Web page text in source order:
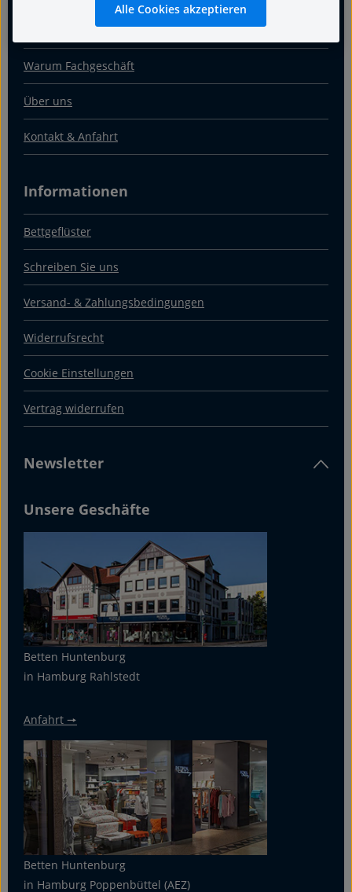
Warum Fachgeschäft
Über uns
Kontakt & Anfahrt
Informationen
Bettgeflüster
Schreiben Sie uns
Versand- & Zahlungsbedingungen
Widerrufsrecht
Cookie Einstellungen
Vertrag widerrufen
Newsletter
Unsere Geschäfte
Betten Huntenburg
in Hamburg Rahlstedt
Anfahrt 🠖
Betten Huntenburg
in Hamburg Poppenbüttel (AEZ)
Alle Cookies akzeptieren